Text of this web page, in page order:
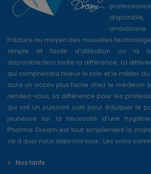
fracture au moyen des nouvelles
simple et facile d'utilisation ou la
disponible,fera toute la différence. La
qui comprendra mieux le role et le métier
aura un accès plus facile chez le médecin
rendez-vous, La différence pour les
qui ont un puissant outil pour éduquer le
jeunesse sur la nécessité d'une
Pharma Dream est tout simplement la
ce à quoi nous aspirons tous...Les soins
Nos tarifs